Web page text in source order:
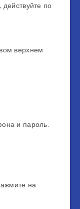
действуйте по
верхнем
и пароль.
на